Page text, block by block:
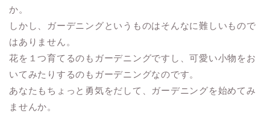
か。
しかし、ガーデニングというものはそんなに難しいもので
はありません。
花を１つ育てるのもガーデニングですし、可愛い小物をお
いてみたりするのもガーデニングなのです。
あなたもちょっと勇気をだして、ガーデニングを始めてみ
ませんか。